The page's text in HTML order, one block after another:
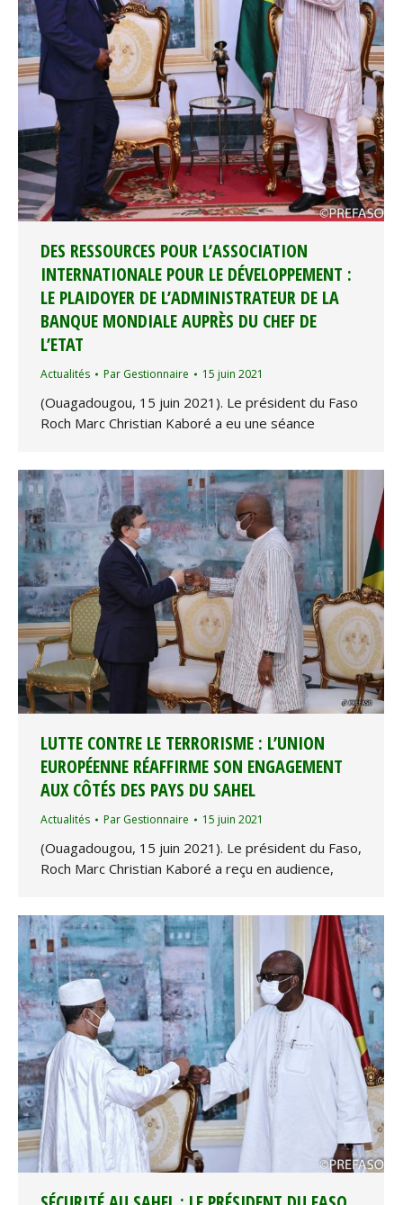
DES RESSOURCES POUR L’ASSOCIATION
INTERNATIONALE POUR LE DÉVELOPPEMENT :
LE PLAIDOYER DE L’ADMINISTRATEUR DE LA
BANQUE MONDIALE AUPRÈS DU CHEF DE
L’ETAT
Actualités Par Gestionnaire 15 juin 2021
(Ouagadougou, 15 juin 2021). Le président du Faso
Roch Marc Christian Kaboré a eu une séance
LUTTE CONTRE LE TERRORISME : L’UNION
EUROPÉENNE RÉAFFIRME SON ENGAGEMENT
AUX CÔTÉS DES PAYS DU SAHEL
Actualités Par Gestionnaire 15 juin 2021
(Ouagadougou, 15 juin 2021). Le président du Faso,
Roch Marc Christian Kaboré a reçu en audience,